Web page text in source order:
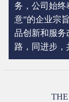
务，公司始终
意”的企业宗
品创新和服务
路，同进步，